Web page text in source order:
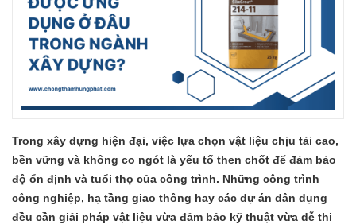
Trong xây dựng hiện đại, việc lựa chọn vật liệu chịu tải cao,
bền vững và không co ngót là yếu tố then chốt để đảm bảo
độ ổn định và tuổi thọ của công trình. Những công trình
công nghiệp, hạ tầng giao thông hay các dự án dân dụng
đều cần giải pháp vật liệu vừa đảm bảo kỹ thuật vừa dễ thi